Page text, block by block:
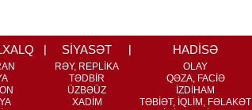
SİYASƏT
RƏY, REPLİKA
TƏDBİR
ÜZBƏÜZ
XADİM
HADİSƏ
OLAY
QƏZA, FACİƏ
İZDİHAM
TƏBİƏT, İQLİM, FƏLAKƏT